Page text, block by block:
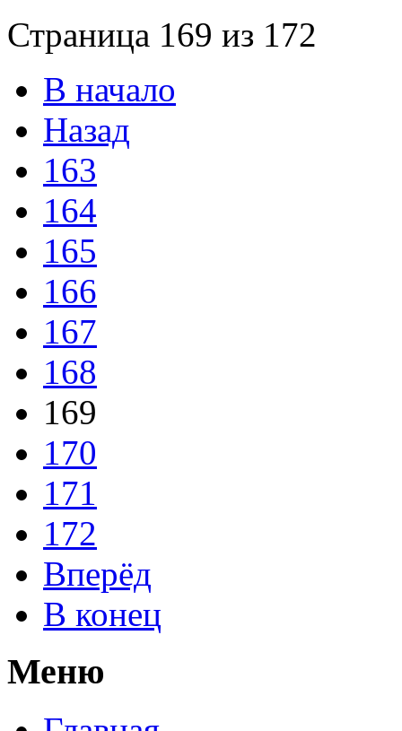
Страница 169 из 172
В начало
Назад
163
164
165
166
167
168
169
170
171
172
Вперёд
В конец
Меню